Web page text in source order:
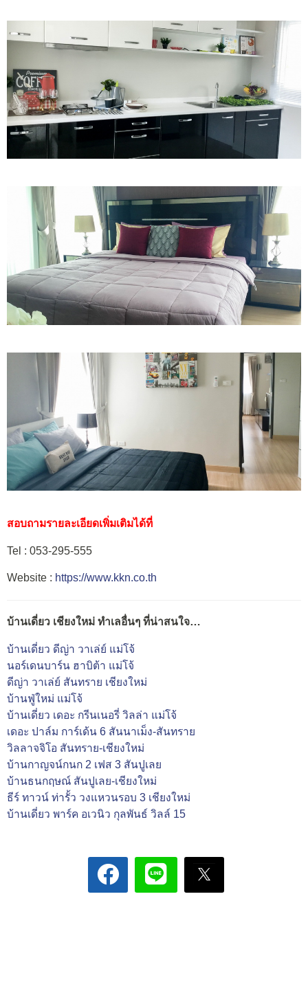
สอบถามรายละเอียดเพิ่มเติมได้ที่
Tel : 053-295-555
Website : https://www.kkn.co.th
บ้านเดี่ยว เชียงใหม่ ทำเลอื่นๆ ที่น่าสนใจ…
บ้านเดี่ยว ดีญ่า วาเล่ย์ แม่โจ้
นอร์เดนบาร์น ฮาบิต้า แม่โจ้
ดีญ่า วาเล่ย์ สันทราย เชียงใหม่
บ้านฟู่ใหม่ แม่โจ้
บ้านเดี่ยว เดอะ กรีนเนอรี่ วิลล่า แม่โจ้
เดอะ ปาล์ม การ์เด้น 6 สันนาเม็ง-สันทราย
วิลลาจจิโอ สันทราย-เชียงใหม่
บ้านกาญจน์กนก 2 เฟส 3 สันปูเลย
บ้านธนกฤษณ์ สันปูเลย-เชียงใหม่
ธีร์ ทาวน์ ท่ารั้ว วงแหวนรอบ 3 เชียงใหม่
บ้านเดี่ยว พาร์ค อเวนิว กุลพันธ์ วิลล์ 15